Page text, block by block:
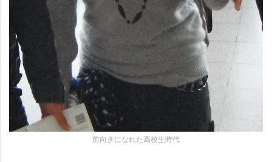
前向きになれた高校生時代